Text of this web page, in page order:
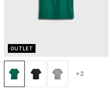
OUTLET
+2